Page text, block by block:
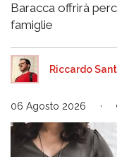
Baracca offrirà
famiglie
Riccardo
06 Agosto 2026